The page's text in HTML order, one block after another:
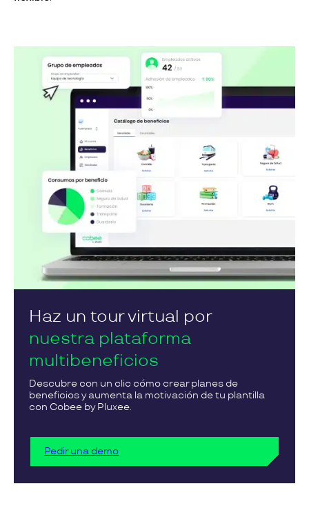
Haz un tour virtual por
nuestra plataforma
multibeneficios
Descubre con un clic cómo crear planes de
beneficios y aumenta la motivación de tu plantilla
con Cobee by Pluxee.
Pedir una demo